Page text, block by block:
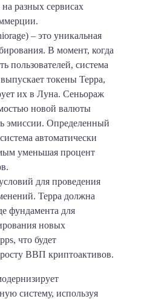
на разных сервисах
– это уникальная
В момент, когда
пользователей, система
токены Терра,
их в Луна. Сеньораж
новой валюты
эмиссии. Определенный
автоматически
уменьшая процент
для проведения
Терра должна
фундамента для
новых
что будет
росту ВВП криптоактивов.
систему, используя